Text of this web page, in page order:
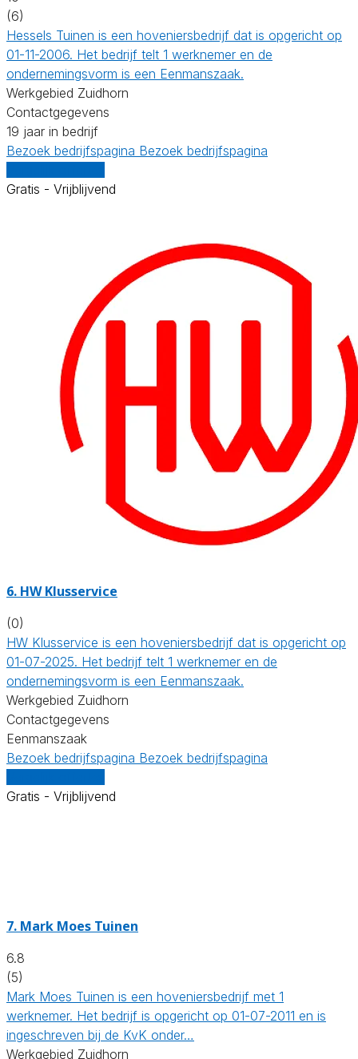
(6)
Hessels Tuinen is een hoveniersbedrijf dat is opgericht op
01-11-2006. Het bedrijf telt 1 werknemer en de
ondernemingsvorm is een Eenmanszaak.
Werkgebied Zuidhorn
Contactgegevens
19 jaar in bedrijf
Bezoek bedrijfspagina Bezoek bedrijfspagina
Gratis - Vrijblijvend
6. HW Klusservice
(0)
HW Klusservice is een hoveniersbedrijf dat is opgericht op
01-07-2025. Het bedrijf telt 1 werknemer en de
ondernemingsvorm is een Eenmanszaak.
Werkgebied Zuidhorn
Contactgegevens
Eenmanszaak
Bezoek bedrijfspagina Bezoek bedrijfspagina
Gratis - Vrijblijvend
7. Mark Moes Tuinen
6.8
(5)
Mark Moes Tuinen is een hoveniersbedrijf met 1
werknemer. Het bedrijf is opgericht op 01-07-2011 en is
ingeschreven bij de KvK onder…
Werkgebied Zuidhorn